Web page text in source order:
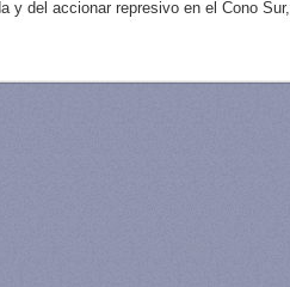
y del accionar represivo en el Cono Sur,